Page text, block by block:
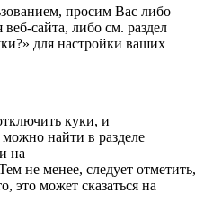
просим Вас либо
веб-сайта, либо см. раздел
для настройки ваших
куки, и
найти в разделе
на
не менее, следует отметить,
это может сказаться на